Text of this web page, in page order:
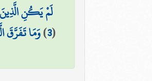
لَمْ يَكُنِ
(
3
)وَمَا تَفَرَّقَ